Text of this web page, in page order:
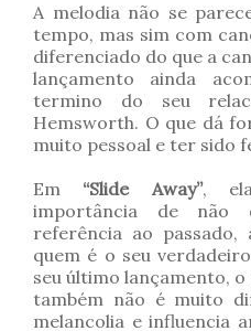
A melodia não se
tempo, mas sim com
diferenciado do que a
lançamento ainda
termino do seu
Hemsworth. O que dá
muito pessoal e ter sido
Em “Slide Away”,
importância de não
referência ao
quem é o seu
seu último lançamento, o
também não é muito
melancolia e influencia